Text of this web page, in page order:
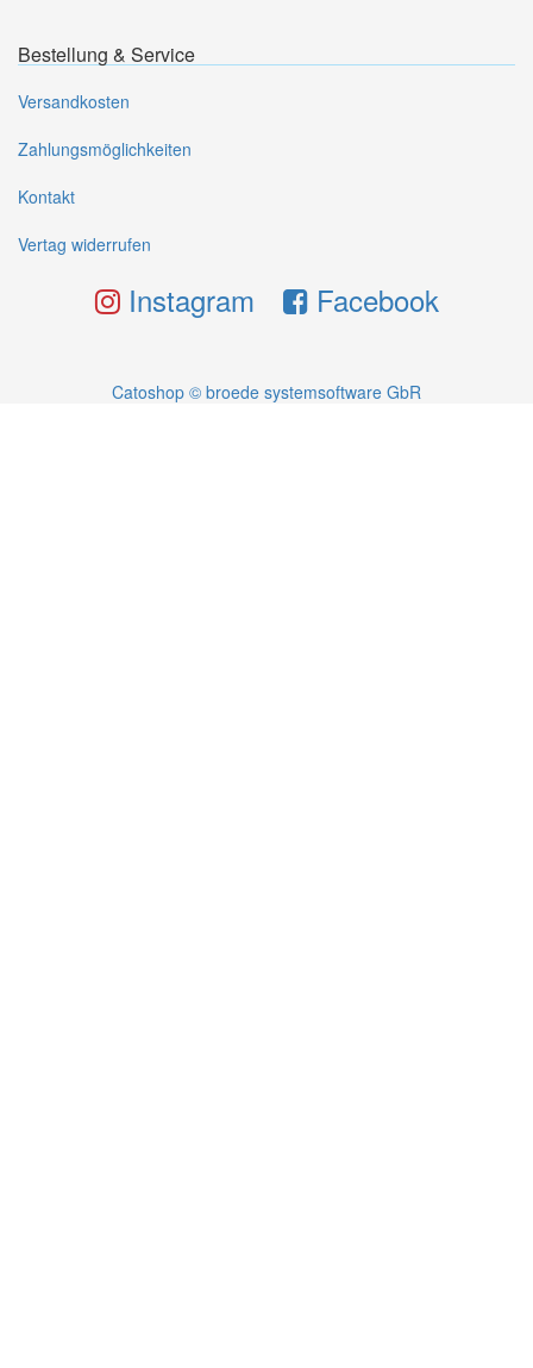
Bestellung & Service
Versandkosten
Zahlungsmöglichkeiten
Kontakt
Vertag widerrufen
Instagram Facebook
Catoshop © broede systemsoftware GbR